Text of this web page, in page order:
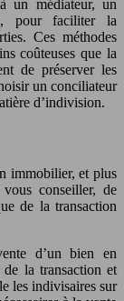
un médiateur, un
pour faciliter la
Ces méthodes
coûteuses que la
de préserver les
un conciliateur
d’indivision.
immobilier, et plus
conseiller, de
de la transaction
d’un bien en
la transaction et
les indivisaires sur